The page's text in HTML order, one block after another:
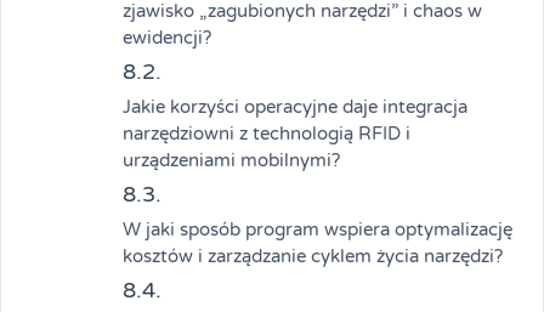
zjawisko „zagubionych narzędzi” i chaos w
ewidencji?
Jakie korzyści operacyjne daje integracja
narzędziowni z technologią RFID i
urządzeniami mobilnymi?
W jaki sposób program wspiera optymalizację
kosztów i zarządzanie cyklem życia narzędzi?